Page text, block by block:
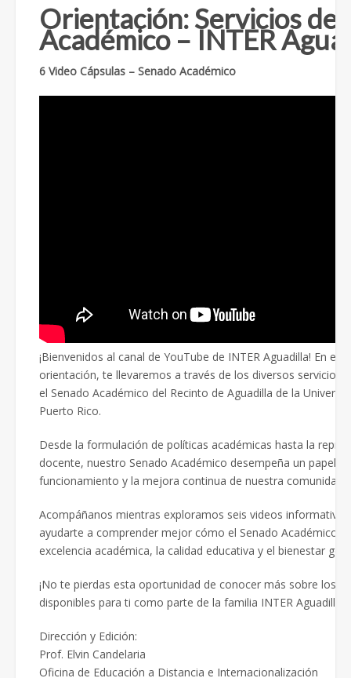
Orientación: Servicios del
Académico – INTER
6 Video Cápsulas – Senado Académico
¡Bienvenidos al canal de YouTube de INTER Aguadilla! En
orientación, te llevaremos a través de los diversos servicios
el Senado Académico del Recinto de Aguadilla de la
Puerto Rico.
Desde la formulación de políticas académicas hasta la
docente, nuestro Senado Académico desempeña un papel
funcionamiento y la mejora continua de nuestra comunidad
Acompáñanos mientras exploramos seis videos
ayudarte a comprender mejor cómo el Senado Académico
excelencia académica, la calidad educativa y el bienestar
¡No te pierdas esta oportunidad de conocer más sobre los
disponibles para ti como parte de la familia INTER Aguadilla!
Dirección y Edición:
Prof. Elvin Candelaria
Oficina de Educación a Distancia e Internacionalización